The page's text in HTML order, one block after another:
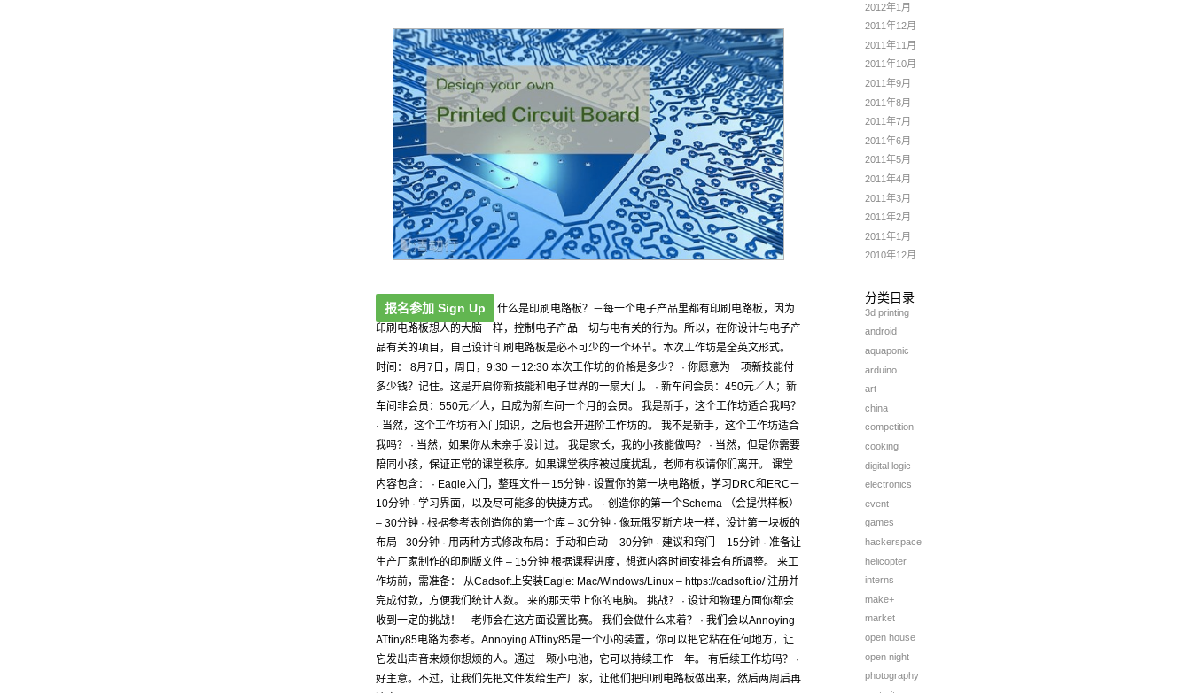
报名参加 Sign Up
什么是印刷电路板？－每一个电子产品里都有印刷电路板，因为
印刷电路板想人的大脑一样，控制电子产品一切与电有关的行为。所以，在你设计与电子产
品有关的项目，自己设计印刷电路板是必不可少的一个环节。本次工作坊是全英文形式。
时间： 8月7日，周日，9:30 －12:30 本次工作坊的价格是多少？ · 你愿意为一项新技能付
多少钱？记住。这是开启你新技能和电子世界的一扇大门。 · 新车间会员：450元／人；新
车间非会员：550元／人，且成为新车间一个月的会员。 我是新手，这个工作坊适合我吗？
· 当然，这个工作坊有入门知识，之后也会开进阶工作坊的。 我不是新手，这个工作坊适合
我吗？ · 当然，如果你从未亲手设计过。 我是家长，我的小孩能做吗？ · 当然，但是你需要
陪同小孩，保证正常的课堂秩序。如果课堂秩序被过度扰乱，老师有权请你们离开。 课堂
内容包含： · Eagle入门，整理文件－15分钟 · 设置你的第一块电路板，学习DRC和ERC－
10分钟 · 学习界面，以及尽可能多的快捷方式。 · 创造你的第一个Schema （会提供样板）
– 30分钟 · 根据参考表创造你的第一个库 – 30分钟 · 像玩俄罗斯方块一样，设计第一块板的
布局– 30分钟 · 用两种方式修改布局：手动和自动 – 30分钟 · 建议和窍门 – 15分钟 · 准备让
生产厂家制作的印刷版文件 – 15分钟 根据课程进度，想逛内容时间安排会有所调整。 来工
作坊前，需准备： 从Cadsoft上安装Eagle: Mac/Windows/Linux – https://cadsoft.io/ 注册并
完成付款，方便我们统计人数。 来的那天带上你的电脑。 挑战？ · 设计和物理方面你都会
收到一定的挑战！－老师会在这方面设置比赛。 我们会做什么来着？ · 我们会以Annoying
ATtiny85电路为参考。Annoying ATtiny85是一个小的装置，你可以把它粘在任何地方，让
它发出声音来烦你想烦的人。通过一颗小电池，它可以持续工作一年。 有后续工作坊吗？ ·
好主意。不过，让我们先把文件发给生产厂家，让他们把印刷电路板做出来，然后两周后再
2012年1月
2011年12月
2011年11月
2011年10月
2011年9月
2011年8月
2011年7月
2011年6月
2011年5月
2011年4月
2011年3月
2011年2月
2011年1月
2010年12月
分类目录
3d printing
android
aquaponic
arduino
art
china
competition
cooking
digital logic
electronics
event
games
hackerspace
helicopter
interns
make+
market
open house
open night
photography